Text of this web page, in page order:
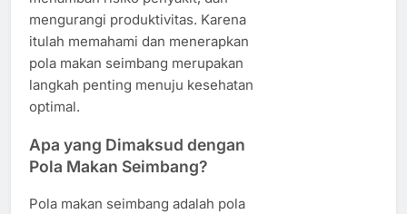
mengurangi produktivitas. Karena
itulah memahami dan menerapkan
pola makan seimbang merupakan
langkah penting menuju kesehatan
optimal.
Apa yang Dimaksud dengan
Pola Makan Seimbang?
Pola makan seimbang adalah pola